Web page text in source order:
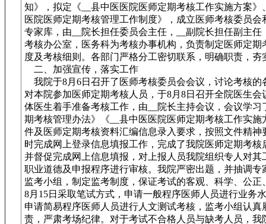
知》，拟定《__县中医医院医师定期考核工作实施方案》
医院医师定期考核管理工作制度》，成立医师考核委员会
专家库，由__院长担任委员会主任，__副院长担任副主任
考核办公室，医务科为考核办事机构，负责制定医师定期
度及考核细则。各部门严格分工密切联系，明确职责，夯
二、加强宣传，落实工作
我院于8月6日召开了医师考核委员会会议，讨论考核的
对本院参加医师定期考核人员，于8月8日召开全院医生会
体医生着手准备考核工作，由__院长主持会议，会议学习
期考核管理办法》《__县中医医院医师定期考核工作实施
件及医师定期考核资料汇编信息录入要求，按照文件精神
时完成网上登录信息填报工作，完成了我院医师定期考核
并督促完成网上信息填报，对上报人员我院组织专人对其
职业道德及申报程序进行审核。我院严密出题，并抽调专
监考小组，制定监考制度，保证考试的客观、科学、公正
8月15日采取笔试方式，申请一般程序医师人员进行业务
申请简易程序医师人员进行人文测试考核，监考小组认真
责，严肃考场纪律。对于考试不合格人员与缺考人员，我